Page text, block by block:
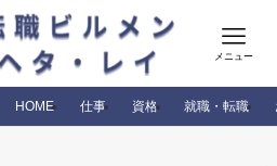
メニュー
HOME 仕事 資格 就職・転職